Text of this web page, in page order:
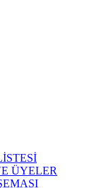
ÜYELER